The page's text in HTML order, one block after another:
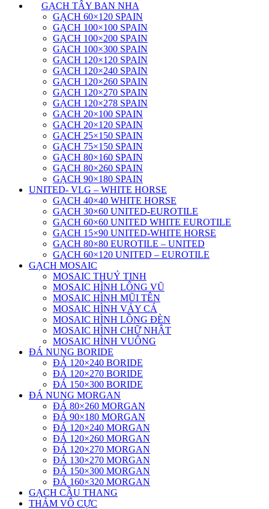
GẠCH TÂY BAN NHA
GẠCH 60×120 SPAIN
GẠCH 100×100 SPAIN
GẠCH 100×200 SPAIN
GẠCH 100×300 SPAIN
GẠCH 120×120 SPAIN
GẠCH 120×240 SPAIN
GẠCH 120×260 SPAIN
GẠCH 120×270 SPAIN
GẠCH 120×278 SPAIN
GẠCH 20×100 SPAIN
GẠCH 20×120 SPAIN
GẠCH 25×150 SPAIN
GẠCH 75×150 SPAIN
GẠCH 80×160 SPAIN
GẠCH 80×260 SPAIN
GẠCH 90×180 SPAIN
UNITED- VLG – WHITE HORSE
GẠCH 40×40 WHITE HORSE
GẠCH 30×60 UNITED-EUROTILE
GẠCH 60×60 UNITED WHITE EUROTILE
GẠCH 15×90 UNITED-WHITE HORSE
GẠCH 80×80 EUROTILE – UNITED
GẠCH 60×120 UNITED – EUROTILE
GẠCH MOSAIC
MOSAIC THUỶ TINH
MOSAIC HÌNH LÔNG VŨ
MOSAIC HÌNH MŨI TÊN
MOSAIC HÌNH VẢY CÁ
MOSAIC HÌNH LỒNG ĐÈN
MOSAIC HÌNH CHỮ NHẬT
MOSAIC HÌNH VUÔNG
ĐÁ NUNG BORIDE
ĐÁ 120×240 BORIDE
ĐÁ 120×270 BORIDE
ĐÁ 150×300 BORIDE
ĐÁ NUNG MORGAN
ĐÁ 80×260 MORGAN
ĐÁ 90×180 MORGAN
ĐÁ 120×240 MORGAN
ĐÁ 120×260 MORGAN
ĐÁ 120×270 MORGAN
ĐÁ 130×270 MORGAN
ĐÁ 150×300 MORGAN
ĐÁ 160×320 MORGAN
GẠCH CẦU THANG
THẢM VÔ CỰC